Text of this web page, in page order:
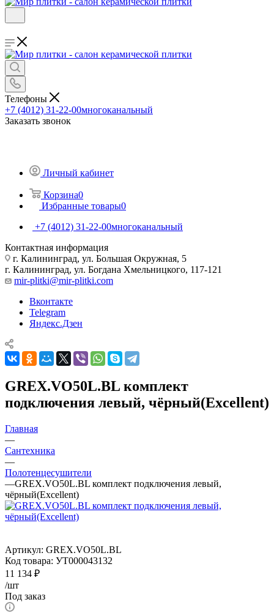
Телефоны
+7 (4012) 31-22-00многоканальный
Заказать звонок
Личный кабинет
Корзина0
Избранные товары0
+7 (4012) 31-22-00многоканальный
Контактная информация
г. Калининград, ул. Большая Окружная, 5
г. Калининград, ул. Богдана Хмельницкого, 117-121
mir-plitki@mir-plitki.com
Вконтакте
Telegram
Яндекс.Дзен
GREX.VO50L.BL комплект
подключения левый, чёрный(Excellent)
Главная
—
Сантехника
—
Полотенцесушители
—GREX.VO50L.BL комплект подключения левый,
чёрный(Excellent)
Артикул: GREX.VO50L.BL
Код товара: УТ000043132
11 134 ₽
/шт
Под заказ